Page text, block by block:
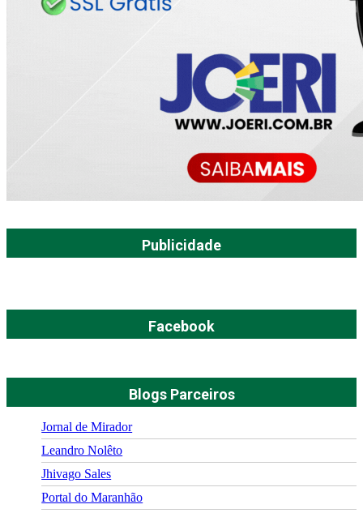
Publicidade
Facebook
Blogs Parceiros
Jornal de Mirador
Leandro Nolêto
Jhivago Sales
Portal do Maranhão